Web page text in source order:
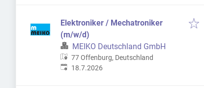
Elektroniker / Mechatroniker
(m/w/d)
MEIKO Deutschland GmbH
77 Offenburg, Deutschland
Veröffentlicht:
18.7.2026